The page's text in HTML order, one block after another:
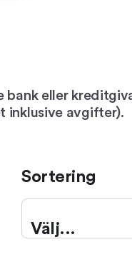
eller
inklusive avgifter).
Sortering
Välj...